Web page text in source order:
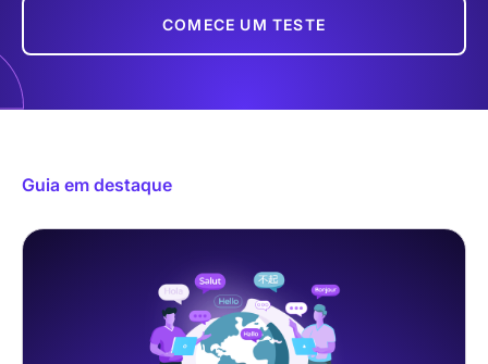
COMECE UM TESTE
Guia em destaque